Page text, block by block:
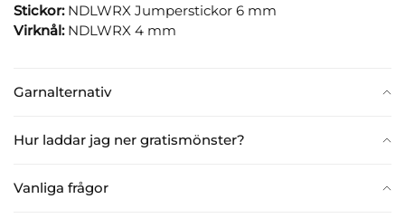
Garnalternativ
Hur laddar jag ner gratismönster?
Vanliga frågor
Stickor:NDLWRX Jumperstickor 6 mm
Virknål: NDLWRX 4 mm